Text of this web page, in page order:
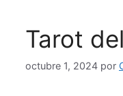
Tarot
octubre 1, 2024 por